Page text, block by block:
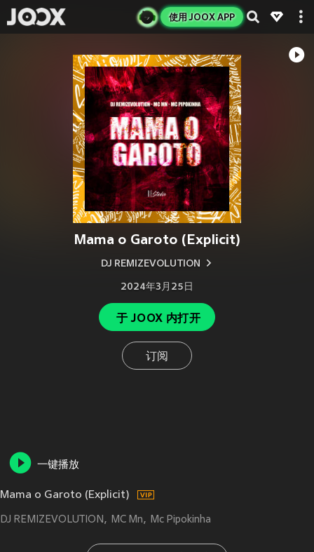
使用 JOOX APP
Mama o Garoto (Explicit)
DJ REMIZEVOLUTION
2024年3月25日
于 JOOX 内打开
订阅
一键播放
Mama o Garoto (Explicit)
DJ REMIZEVOLUTION MC Mn Mc Pipokinha